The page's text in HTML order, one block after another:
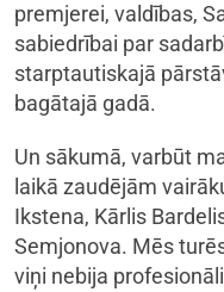
premjerei, valdības,
sabiedrībai par
starptautiskajā
bagātajā gadā.
Un sākumā, varbūt
laikā zaudējām
Ikstena, Kārlis
Semjonova. Mēs
viņi nebija